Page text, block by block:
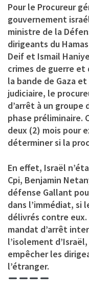
Pour le Procureur
gouvernement
ministre de la
dirigeants du
Deif et Ismail
crimes de guerre et
la bande de Gaza
judiciaire, le
d’arrêt à un groupe
phase préliminaire.
deux (2) mois pour
déterminer si la
En effet, Israël
Cpi, Benjamin
défense Gallant
dans l’immédiat, si
délivrés contre
mandat d’arrêt
l’isolement
empêcher les
l’étranger.